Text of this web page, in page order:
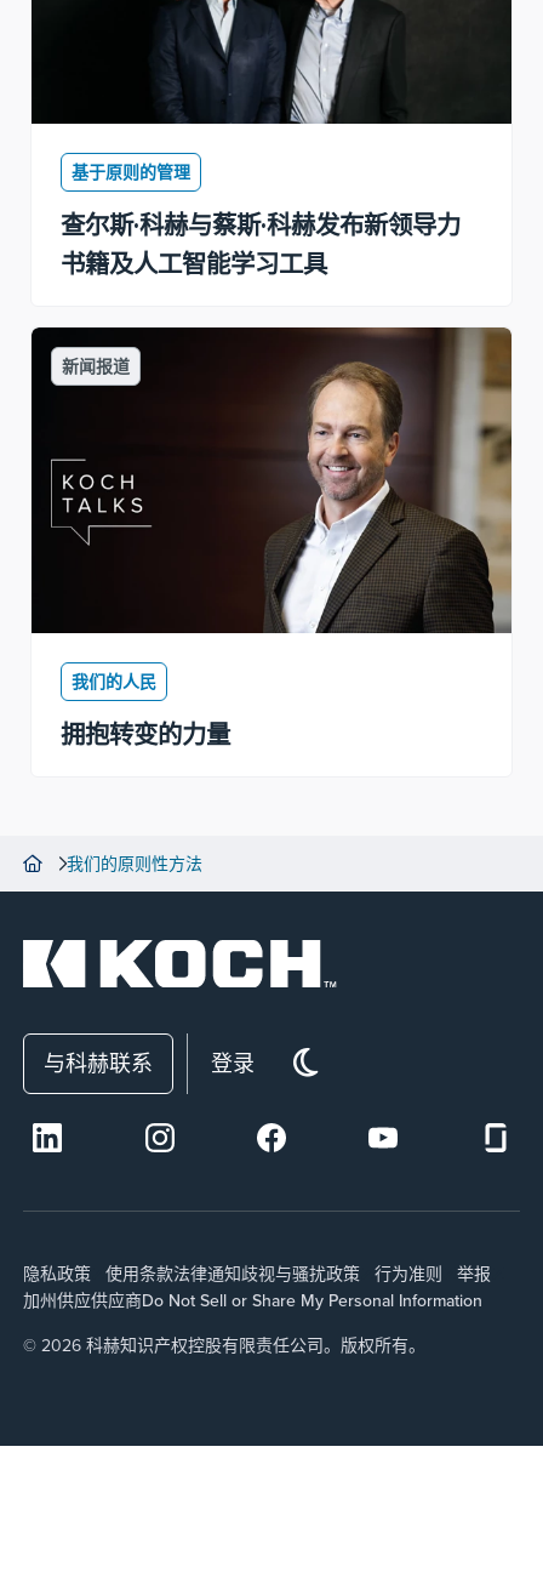
基于原则的管理
查尔斯·科赫与蔡斯·科赫发布新领导力
书籍及人工智能学习工具
新闻报道
我们的人民
拥抱转变的力量
我们的原则性方法
与科赫联系 登录
隐私政策 使用条款法律通知歧视与骚扰政策 行为准则
举报
加州供应供应商Do Not Sell or Share My Personal Information
© 2026 科赫知识产权控股有限责任公司。版权所有。